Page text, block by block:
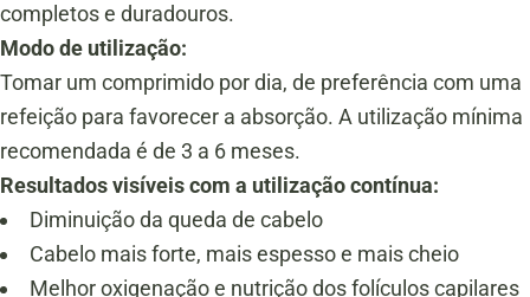
completos e duradouros.
Modo de utilização:
Tomar um comprimido por dia, de preferência com uma
refeição para favorecer a absorção. A utilização mínima
recomendada é de 3 a 6 meses.
Resultados visíveis com a utilização contínua:
Diminuição da queda de cabelo
Cabelo mais forte, mais espesso e mais cheio
Melhor oxigenação e nutrição dos folículos capilares